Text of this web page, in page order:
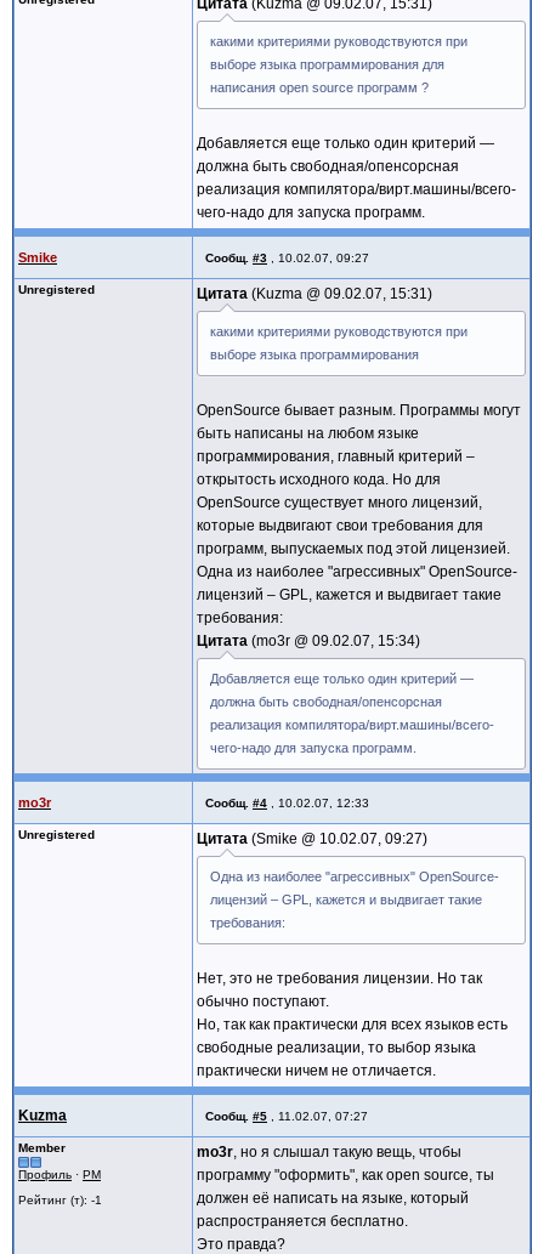
какими критериями руководствуются при
выборе языка программирования для
написания open source программ ?
Добавляется еще только один критерий —
должна быть свободная/опенсорсная
реализация компилятора/вирт.машины/всего-
чего-надо для запуска программ.
Smike Сообщ. #3 10.02.07, 09:27
Unregistered Цитата Kuzma @ 09.02.07, 15:31
какими критериями руководствуются при
выборе языка программирования
OpenSource бывает разным. Программы могут
быть написаны на любом языке
программирования, главный критерий –
открытость исходного кода. Но для
OpenSource существует много лицензий,
которые выдвигают свои требования для
программ, выпускаемых под этой лицензией.
Одна из наиболее "агрессивных" OpenSource-
лицензий – GPL, кажется и выдвигает такие
требования:
Цитата mo3r @ 09.02.07, 15:34
Добавляется еще только один критерий —
должна быть свободная/опенсорсная
реализация компилятора/вирт.машины/всего-
чего-надо для запуска программ.
mo3r Сообщ. #4 10.02.07, 12:33
Unregistered Цитата Smike @ 10.02.07, 09:27
Одна из наиболее "агрессивных" OpenSource-
лицензий – GPL, кажется и выдвигает такие
требования:
Нет, это не требования лицензии. Но так
обычно поступают.
Но, так как практически для всех языков есть
свободные реализации, то выбор языка
практически ничем не отличается.
Kuzma Сообщ. #5 11.02.07, 07:27
Member
Профиль · PM
Рейтинг (т): -1
mo3r , но я слышал такую вещь, чтобы
программу "оформить", как open source, ты
должен её написать на языке, который
распространяется бесплатно.
Это правда?